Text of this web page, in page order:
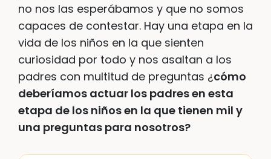
no nos las esperábamos y que no somos
capaces de contestar. Hay una etapa en la
vida de los niños en la que sienten
curiosidad por todo y nos asaltan a los
padres con multitud de preguntas ¿cómo
deberíamos actuar los padres en esta
etapa de los niños en la que tienen mil y
una preguntas para nosotros?